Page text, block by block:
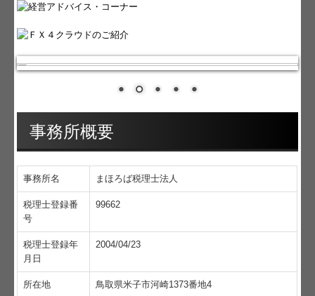
補助金・助成金・融資情報
TKC戦略経営者ローン
経営者お役立ち情報
Q&A経営相談
税務Q&A
TKCシステムQ&A
社会福祉法人会計Q&A
事務所概要
事務所名 まほろば税理士法人
税理士登録番
号
99662
税理士登録年
月日
2004/04/23
所在地 鳥取県米子市河崎1373番地4